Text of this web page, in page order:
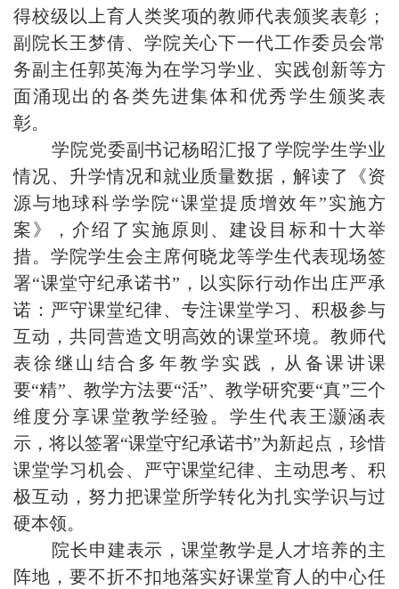
得校级以上育人类奖项的教师代表颁奖表彰；
副院长王梦倩、学院关心下一代工作委员会常
务副主任郭英海为在学习学业、实践创新等方
面涌现出的各类先进集体和优秀学生颁奖表
彰。
学院党委副书记杨昭汇报了学院学生学业
情况、升学情况和就业质量数据，解读了《资
源与地球科学学院“课堂提质增效年”实施方
案》，介绍了实施原则、建设目标和十大举
措。学院学生会主席何晓龙等学生代表现场签
署“课堂守纪承诺书”，以实际行动作出庄严承
诺：严守课堂纪律、专注课堂学习、积极参与
互动，共同营造文明高效的课堂环境。教师代
表徐继山结合多年教学实践，从备课讲课
要“精”、教学方法要“活”、教学研究要“真”三个
维度分享课堂教学经验。学生代表王灏涵表
示，将以签署“课堂守纪承诺书”为新起点，珍惜
课堂学习机会、严守课堂纪律、主动思考、积
极互动，努力把课堂所学转化为扎实学识与过
硬本领。
院长申建表示，课堂教学是人才培养的主
阵地，要不折不扣地落实好课堂育人的中心任